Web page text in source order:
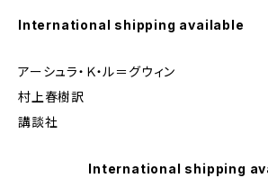
International shipping available
アーシュラ・Ｋ・ル＝グウィン
村上春樹訳
講談社
International shipping